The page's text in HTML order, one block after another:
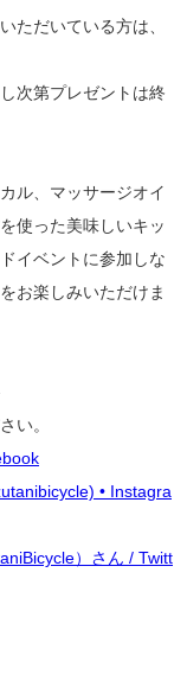
ただいている方は、
次第プレゼントは終
ル、マッサージオイ
使った美味しいキッ
イベントに参加しな
お楽しみいただけま
い。
• Instagra
）さん / Twitt